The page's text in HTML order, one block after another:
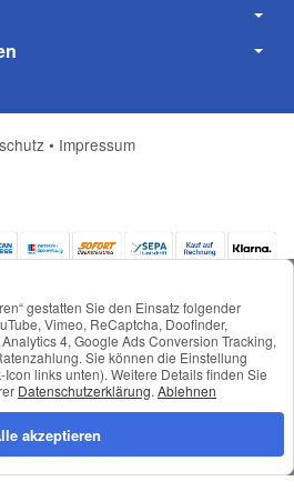
• Impressum
USt., zzgl.Versand
Toneroffice.de
durch
gestatten Sie den Einsatz folgender
Vimeo, ReCaptcha, Doofinder,
4, Google Ads Conversion Tracking,
Sie können die Einstellung
links unten). Weitere Details finden Sie
Datenschutzerklärung. Ablehnen
akzeptieren